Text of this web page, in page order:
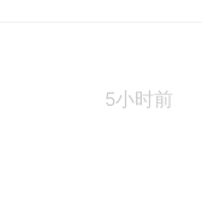
5小时前